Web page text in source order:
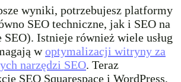
wyniki, potrzebujesz platformy
SEO techniczne, jak i SEO na
SEO). Istnieje również wiele usług
woptymalizacji witryny za
narzędzi SEO. Teraz
SEO Squarespace i WordPress,